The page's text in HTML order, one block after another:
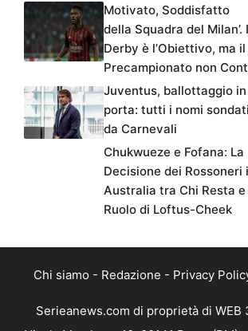
Motivato, Soddisfatto
della Squadra del Milan’.
Derby è l’Obiettivo, ma il
Precampionato non
Juventus, ballottaggio in
porta: tutti i nomi sondati
da Carnevali
Chukwueze e Fofana: La
Decisione dei Rossoneri
Australia tra Chi Resta e
Ruolo di Loftus-Cheek
Chi siamo - Redazione - Privacy
Serieanews.com di proprietà di WEB